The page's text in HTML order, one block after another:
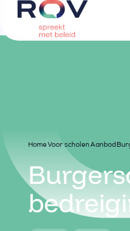
HomeVoor scholenAanbod